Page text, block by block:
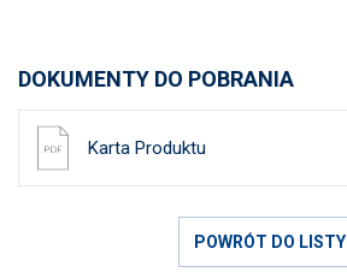
DOKUMENTY DO POBRANIA
Karta Produktu
POWRÓT DO LISTY